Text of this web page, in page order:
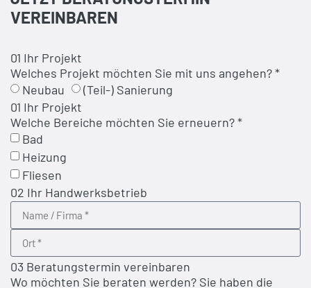
VEREINBAREN
01 Ihr Projekt
Welches Projekt möchten Sie mit uns angehen? *
Neubau
(Teil-) Sanierung
01 Ihr Projekt
Welche Bereiche möchten Sie erneuern? *
Bad
Heizung
Fliesen
02 Ihr Handwerksbetrieb
03 Beratungstermin vereinbaren
Wo möchten Sie beraten werden? Sie haben die